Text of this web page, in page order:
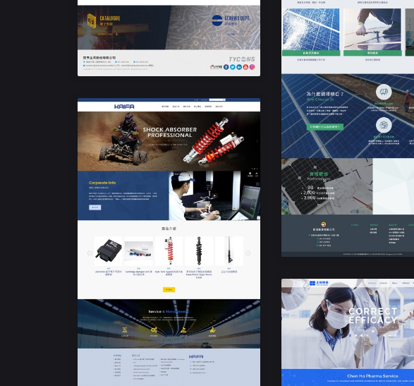
聚亨企業
響應式企業網站設計
朝日能源
響應式企業網站設計
開發工業